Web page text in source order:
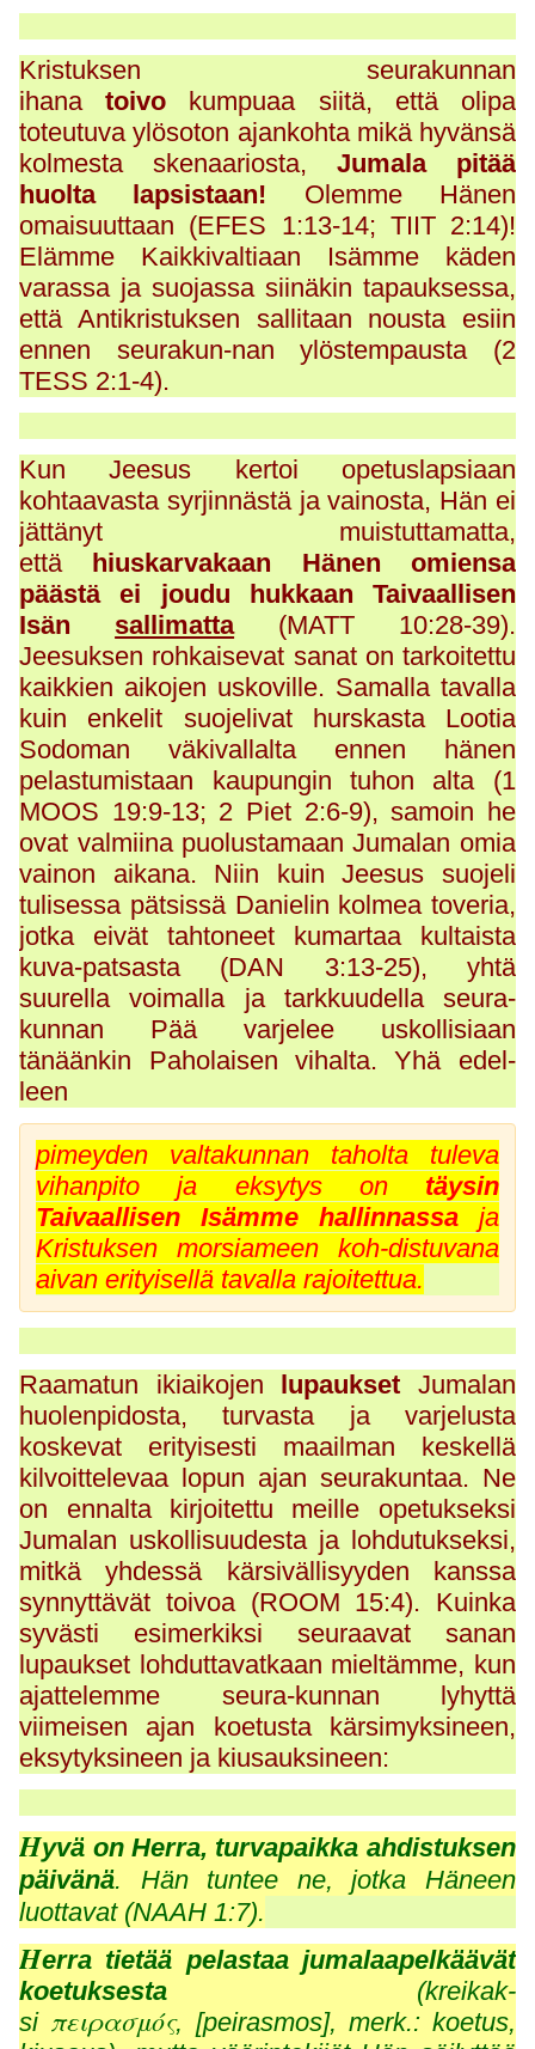
Kristuksen seurakunnan
ihanatoivo kumpuaa siitä, että olipa
toteutuva ylösoton ajankohta mikä hyvänsä
kolmesta skenaariosta, Jumala pitää
huolta lapsistaan! Olemme Hänen
omaisuuttaan (EFES 1:13-14; TIIT 2:14)!
Elämme Kaikkivaltiaan Isämme käden
varassa ja suojassa siinäkin tapauksessa,
että Antikristuksen sallitaan nousta esiin
ennen seurakun-nan ylöstempausta (2
TESS 2:1-4).
Kun Jeesus kertoi opetuslapsiaan
kohtaavasta syrjinnästä ja vainosta, Hän ei
jättänyt muistuttamatta,
että
hiuskarvakaan Hänen omiensa
päästä ei joudu hukkaan Taivaallisen
Isän sallimatta(MATT 10:28-39).
Jeesuksen rohkaisevat sanat on tarkoitettu
kaikkien aikojen uskoville. Samalla tavalla
kuin enkelit suojelivat hurskasta Lootia
Sodoman väkivallalta ennen hänen
pelastumistaan kaupungin tuhon alta (1
MOOS 19:9-13; 2 Piet 2:6-9), samoin he
ovat valmiina puolustamaan Jumalan omia
vainon aikana. Niin kuin Jeesus suojeli
tulisessa pätsissä Danielin kolmea toveria,
jotka eivät tahtoneet kumartaa kultaista
kuva-patsasta (DAN 3:13-25), yhtä
suurella voimalla ja tarkkuudella seura-
kunnan Pää varjelee uskollisiaan
tänäänkin Paholaisen vihalta. Yhä edel-
leen
pimeyden valtakunnan taholta tuleva
vihanpito ja eksytys on täysin
Taivaallisen Isämme hallinnassaja
Kristuksen morsiameen koh-distuvana
aivan erityisellä tavalla rajoitettua.
Raamatun ikiaikojen lupaukset Jumalan
huolenpidosta, turvasta ja varjelusta
koskevat erityisesti maailman keskellä
kilvoittelevaa lopun ajan seurakuntaa. Ne
on ennalta kirjoitettu meille opetukseksi
Jumalan uskollisuudesta ja lohdutukseksi,
mitkä yhdessä kärsivällisyyden kanssa
synnyttävät toivoa (ROOM 15:4). Kuinka
syvästi esimerkiksi seuraavat sanan
lupaukset lohduttavatkaan mieltämme, kun
ajattelemme seura-kunnan lyhyttä
viimeisen ajan koetusta kärsimyksineen,
eksytyksineen ja kiusauksineen:
Hyvä on Herra, turvapaikka ahdistuksen
päivänä. Hän tuntee ne, jotka Häneen
luottavat (NAAH 1:7).
Herra tietää pelastaa jumalaapelkäävät
koetuksesta (kreikak-
si πειρασμός, [peirasmos], merk.: koetus,